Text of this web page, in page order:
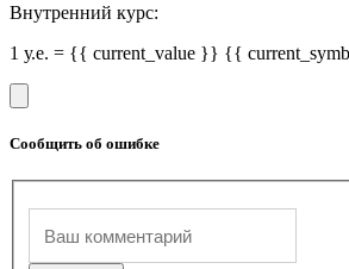
Внутренний курс:
1 у.е. = {{ current_value }} {{
Сообщить об ошибке